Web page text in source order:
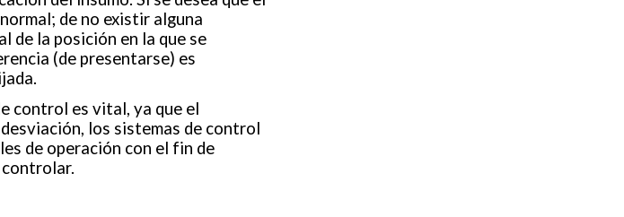
de no existir alguna
de la posición en la que se
(de presentarse) es
control es vital, ya que el
los sistemas de control
de operación con el fin de